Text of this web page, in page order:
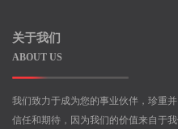
关于我们
ABOUT US
我们致力于成为您的事业伙伴，珍重
信任和期待，因为我们的价值来自于我